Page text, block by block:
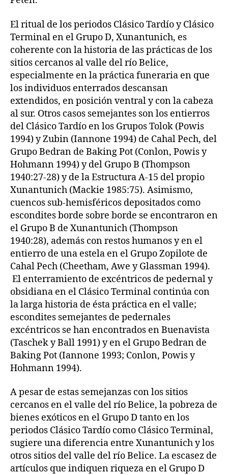
El ritual de los periodos Clásico Tardío y Clásico
Terminal en el Grupo D, Xunantunich, es
coherente con la historia de las prácticas de los
sitios cercanos al valle del río Belice,
especialmente en la práctica funeraria en que
los individuos enterrados descansan
extendidos, en posición ventral y con la cabeza
al sur. Otros casos semejantes son los entierros
del Clásico Tardío en los Grupos Tolok (Powis
1994) y Zubin (Iannone 1994) de Cahal Pech, del
Grupo Bedran de Baking Pot (Conlon, Powis y
Hohmann 1994) y del Grupo B (Thompson
1940:27-28) y de la Estructura A-15 del propio
Xunantunich (Mackie 1985:75). Asimismo,
cuencos sub-hemisféricos depositados como
escondites borde sobre borde se encontraron en
el Grupo B de Xunantunich (Thompson
1940:28), además con restos humanos y en el
entierro de una estela en el Grupo Zopilote de
Cahal Pech (Cheetham, Awe y Glassman 1994).
El enterramiento de excéntricos de pedernal y
obsidiana en el Clásico Terminal continúa con
la larga historia de ésta práctica en el valle;
escondites semejantes de pedernales
excéntricos se han encontrados en Buenavista
(Taschek y Ball 1991) y en el Grupo Bedran de
Baking Pot (Iannone 1993; Conlon, Powis y
Hohmann 1994).
A pesar de estas semejanzas con los sitios
cercanos en el valle del río Belice, la pobreza de
bienes exóticos en el Grupo D tanto en los
periodos Clásico Tardío como Clásico Terminal,
sugiere una diferencia entre Xunantunich y los
otros sitios del valle del río Belice. La escasez de
artículos que indiquen riqueza en el Grupo D